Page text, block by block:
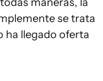
se trata
ha llegado oferta